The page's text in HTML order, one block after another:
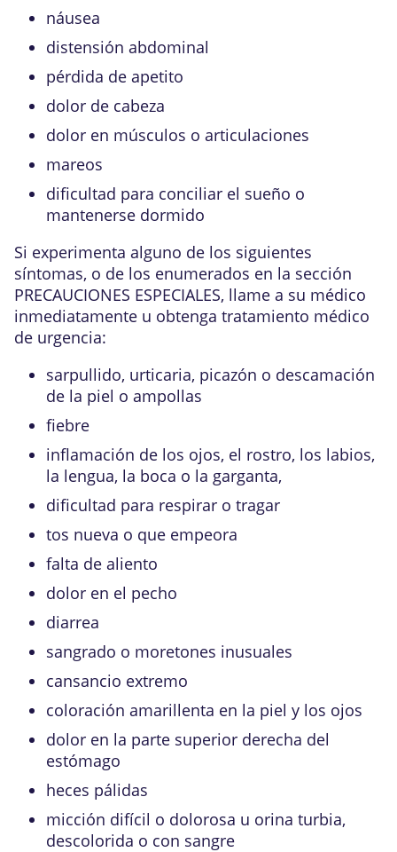
náusea
distensión abdominal
pérdida de apetito
dolor de cabeza
dolor en músculos o articulaciones
mareos
dificultad para conciliar el sueño o
mantenerse dormido
Si experimenta alguno de los siguientes
síntomas, o de los enumerados en la sección
PRECAUCIONES ESPECIALES, llame a su médico
inmediatamente u obtenga tratamiento médico
de urgencia:
sarpullido, urticaria, picazón o descamación
de la piel o ampollas
fiebre
inflamación de los ojos, el rostro, los labios,
la lengua, la boca o la garganta,
dificultad para respirar o tragar
tos nueva o que empeora
falta de aliento
dolor en el pecho
diarrea
sangrado o moretones inusuales
cansancio extremo
coloración amarillenta en la piel y los ojos
dolor en la parte superior derecha del
estómago
heces pálidas
micción difícil o dolorosa u orina turbia,
descolorida o con sangre